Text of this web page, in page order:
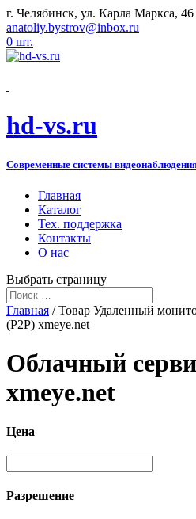
г. Челябинск, ул. Карла Маркса, 46
anatoliy.bystrov@inbox.ru
0 шт.
hd-vs.ru
Современные системы
Главная
Каталог
Тех. поддержка
Контакты
О нас
Выбрать страницу
Главная / Товар Удаленный
(P2P) xmeye.net
Облачный
xmeye.net
Цена
Разрешение